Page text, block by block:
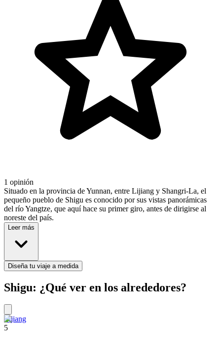
1 opinión
Situado en la provincia de Yunnan, entre Lijiang y Shangri-La, el
pequeño pueblo de Shigu es conocido por sus vistas panorámicas
del río Yangtze, que aquí hace su primer giro, antes de dirigirse al
noreste del país.
Leer más
Diseña tu viaje a medida
Shigu: ¿Qué ver en los alrededores?
Lijiang
5